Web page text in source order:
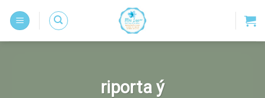
riporta ý